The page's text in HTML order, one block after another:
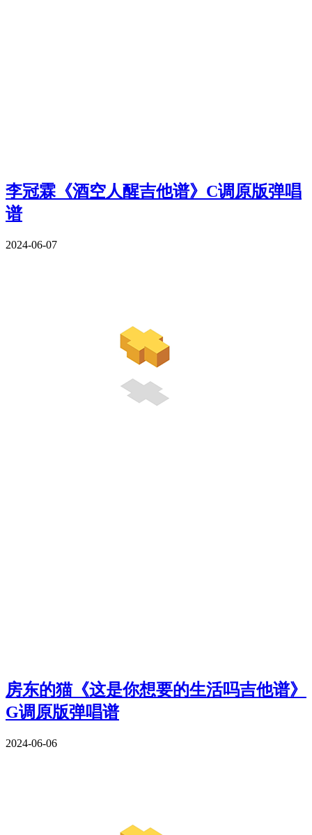
李冠霖《酒空人醒吉他谱》C调原版弹唱
谱
2024-06-07
房东的猫《这是你想要的生活吗吉他谱》
G调原版弹唱谱
2024-06-06